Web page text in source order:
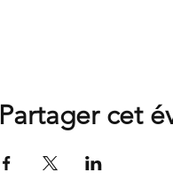
Partager cet